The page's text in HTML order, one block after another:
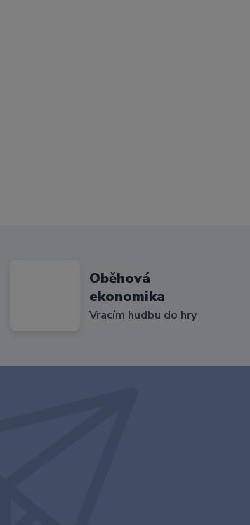
Oběhová
ekonomika
Vracím hudbu do hry